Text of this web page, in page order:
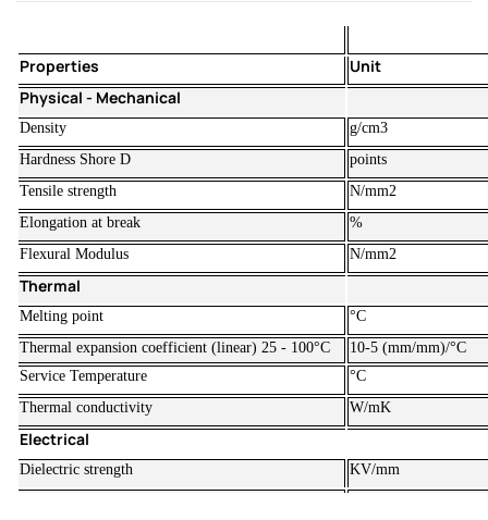
Properties
Unit
Physical - Mechanical
Density
g/cm3
Hardness Shore D
points
Tensile strength
N/mm2
Elongation at break
%
Flexural Modulus
N/mm2
Thermal
Melting point
°C
Thermal expansion coefficient (linear) 25 - 100°C
10-5 (mm/mm)/°C
Service Temperature
°C
Thermal conductivity
W/mK
Electrical
Dielectric strength KV/mm